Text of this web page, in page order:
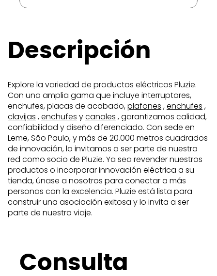
Descripción
Explore la variedad de productos eléctricos Pluzie.
Con una amplia gama que incluye interruptores,
enchufes, placas de acabado,plafones ,enchufes ,
clavijas ,enchufes ycanales , garantizamos calidad,
confiabilidad y diseño diferenciado. Con sede en
Leme, São Paulo, y más de 20.000 metros cuadrados
de innovación, lo invitamos a ser parte de nuestra
red como socio de Pluzie. Ya sea revender nuestros
productos o incorporar innovación eléctrica a su
tienda, únase a nosotros para conectar a más
personas con la excelencia. Pluzie está lista para
construir una asociación exitosa y lo invita a ser
parte de nuestro viaje.
Consulta